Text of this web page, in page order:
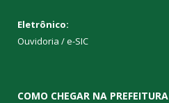
Eletrônico:
Ouvidoria /e-SIC
COMO CHEGAR NA PREFEITURA